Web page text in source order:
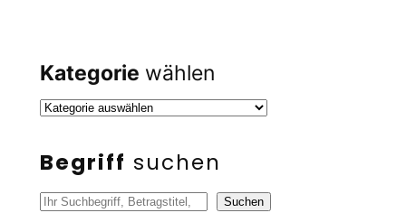
Kategorie wählen
Begriff suchen
S
Suchen